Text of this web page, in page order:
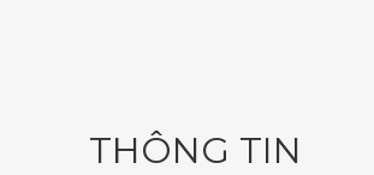
THÔNG TIN